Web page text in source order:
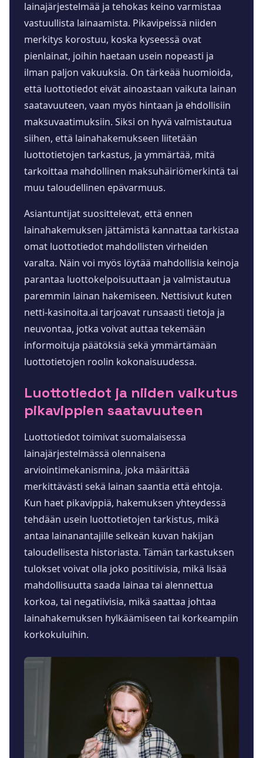
lainajärjestelmää ja tehokas keino varmistaa
vastuullista lainaamista. Pikavipeissä niiden
merkitys korostuu, koska kyseessä ovat
pienlainat, joihin haetaan usein nopeasti ja
ilman paljon vakuuksia. On tärkeää huomioida,
että luottotiedot eivät ainoastaan vaikuta lainan
saatavuuteen, vaan myös hintaan ja ehdollisiin
maksuvaatimuksiin. Siksi on hyvä valmistautua
siihen, että lainahakemukseen liitetään
luottotietojen tarkastus, ja ymmärtää, mitä
tarkoittaa mahdollinen maksuhäiriömerkintä tai
muu taloudellinen epävarmuus.
Asiantuntijat suosittelevat, että ennen
lainahakemuksen jättämistä kannattaa tarkistaa
omat luottotiedot mahdollisten virheiden
varalta. Näin voi myös löytää mahdollisia keinoja
parantaa luottokelpoisuuttaan ja valmistautua
paremmin lainan hakemiseen. Nettisivut kuten
netti-kasinoita.ai tarjoavat runsaasti tietoja ja
neuvontaa, jotka voivat auttaa tekemään
informoituja päätöksiä sekä ymmärtämään
luottotietojen roolin kokonaisuudessa.
Luottotiedot ja niiden vaikutus
pikavippien saatavuuteen
Luottotiedot toimivat suomalaisessa
lainajärjestelmässä olennaisena
arviointimekanismina, joka määrittää
merkittävästi sekä lainan saantia että ehtoja.
Kun haet pikavippiä, hakemuksen yhteydessä
tehdään usein luottotietojen tarkistus, mikä
antaa lainanantajille selkeän kuvan hakijan
taloudellisesta historiasta. Tämän tarkastuksen
tulokset voivat olla joko positiivisia, mikä lisää
mahdollisuutta saada lainaa tai alennettua
korkoa, tai negatiivisia, mikä saattaa johtaa
lainahakemuksen hylkäämiseen tai korkeampiin
korkokuluihin.